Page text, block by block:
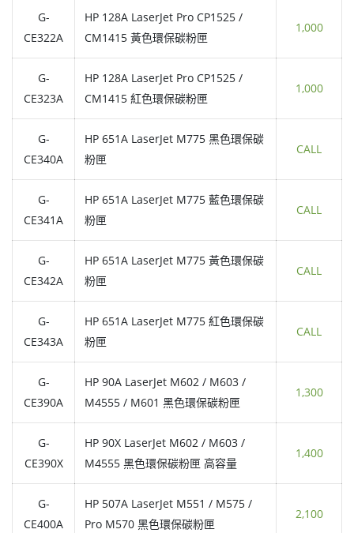
G-
CE322A
HP 128A LaserJet Pro CP1525 /
CM1415 黃色環保碳粉匣
1,000
G-
CE323A
HP 128A LaserJet Pro CP1525 /
CM1415 紅色環保碳粉匣
1,000
G-
CE340A
HP 651A LaserJet M775 黑色環保碳
粉匣
CALL
G-
CE341A
HP 651A LaserJet M775 藍色環保碳
粉匣
CALL
G-
CE342A
HP 651A LaserJet M775 黃色環保碳
粉匣
CALL
G-
CE343A
HP 651A LaserJet M775 紅色環保碳
粉匣
CALL
G-
CE390A
HP 90A LaserJet M602 / M603 /
M4555 / M601 黑色環保碳粉匣
1,300
G-
CE390X
HP 90X LaserJet M602 / M603 /
M4555 黑色環保碳粉匣 高容量
1,400
G-
CE400A
HP 507A LaserJet M551 / M575 /
Pro M570 黑色環保碳粉匣
2,100